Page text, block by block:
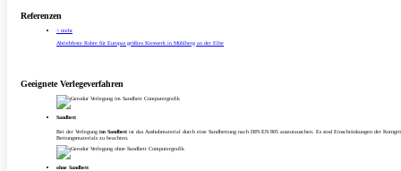
Referenzen
> mehr
Abriebfeste Rohre für Europas größtes Kieswerk in Mühlberg an der Elbe
Geeignete Verlegeverfahren
Sandbett
Bei der Verlegung im Sandbett ist das Aushubmaterial durch eine Sandbettung nach DIN EN 805 auszutauschen. Es sind Einschränkungen der
Bettungsmaterials zu beachten.
ohne Sandbett